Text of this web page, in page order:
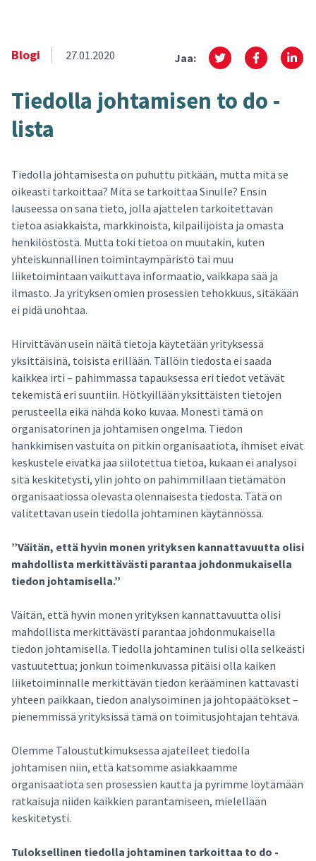
Blogi 27.01.2020 Jaa:
Tie­dol­la joh­ta­mi­sen to do -​
lista
Tiedolla johtamisesta on puhuttu pitkään, mutta mitä se
oikeasti tarkoittaa? Mitä se tarkoittaa Sinulle? Ensin
lauseessa on sana tieto, jolla ajattelen tarkoitettavan
tietoa asiakkaista, markkinoista, kilpailijoista ja omasta
henkilöstöstä. Mutta toki tietoa on muutakin, kuten
yhteiskunnallinen toimintaympäristö tai muu
liiketoimintaan vaikuttava informaatio, vaikkapa sää ja
ilmasto. Ja yrityksen omien prosessien tehokkuus, sitäkään
ei pidä unohtaa.
Hirvittävän usein näitä tietoja käytetään yrityksessä
yksittäisinä, toisista erillään. Tällöin tiedosta ei saada
kaikkea irti – pahimmassa tapauksessa eri tiedot vetävät
tekemistä eri suuntiin. Hötkyillään yksittäisten tietojen
perusteella eikä nähdä koko kuvaa. Monesti tämä on
organisatorinen ja johtamisen ongelma. Tiedon
hankkimisen vastuita on pitkin organisaatiota, ihmiset eivät
keskustele eivätkä jaa siilotettua tietoa, kukaan ei analysoi
sitä keskitetysti, ylin johto on pahimmillaan tietämätön
organisaatiossa olevasta olennaisesta tiedosta. Tätä on
valitettavan usein tiedolla johtaminen käytännössä.
”Väitän, että hyvin monen yrityksen kannattavuutta olisi
mahdollista merkittävästi parantaa johdonmukaisella
tiedon johtamisella.”
Väitän, että hyvin monen yrityksen kannattavuutta olisi
mahdollista merkittävästi parantaa johdonmukaisella
tiedon johtamisella. Tiedolla johtaminen tulisi olla selkeästi
vastuutettua; jonkun toimenkuvassa pitäisi olla kaiken
liiketoiminnalle merkittävän tiedon kerääminen kattavasti
yhteen paikkaan, tiedon analysoiminen ja johtopäätökset –
pienemmissä yrityksissä tämä on toimitusjohtajan tehtävä.
Olemme Taloustutkimuksessa ajatelleet tiedolla
johtamisen niin, että katsomme asiakkaamme
organisaatiota sen prosessien kautta ja pyrimme löytämään
ratkaisuja niiden kaikkien parantamiseen, mielellään
keskitetysti.
Tuloksellinen tiedolla johtaminen tarkoittaa to do -